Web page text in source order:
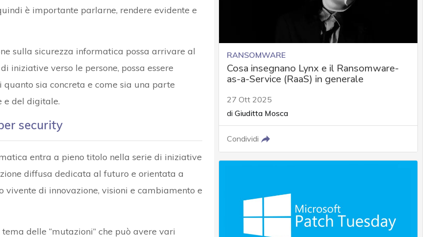
è importante parlarne, rendere evidente e
sulla sicurezza informatica possa arrivare al
iniziative verso le persone, possa essere
quanto sia concreta e come sia una parte
e del digitale.
security
entra a pieno titolo nella serie di iniziative
diffusa dedicata al futuro e orientata a
di innovazione, visioni e cambiamento e
delle “mutazioni” che può avere vari
RANSOMWARE
Cosa insegnano Lynx e il Ransomware-
as-a-Service (RaaS) in generale
27 Ott 2025
di Giuditta Mosca
Condividi